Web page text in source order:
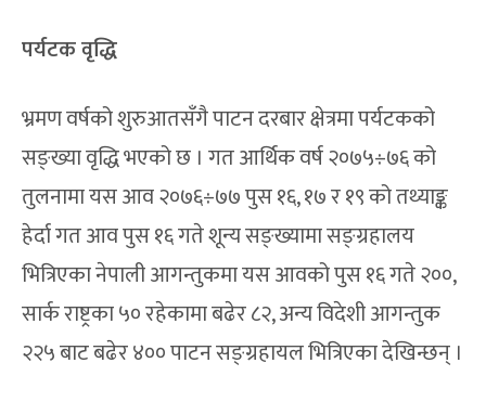
पर्यटक वृद्धि
भ्रमण वर्षको शुरुआतसँगै पाटन दरबार क्षेत्रमा पर्यटकको
सङ्ख्या वृद्धि भएको छ । गत आर्थिक वर्ष २०७५÷७६ को
तुलनामा यस आव २०७६÷७७ पुस १६, १७ र १९ को तथ्याङ्क
हेर्दा गत आव पुस १६ गते शून्य सङ्ख्यामा सङ्ग्रहालय
भित्रिएका नेपाली आगन्तुकमा यस आवको पुस १६ गते २००,
सार्क राष्ट्रका ५० रहेकामा बढेर ८२, अन्य विदेशी आगन्तुक
२२५ बाट बढेर ४०० पाटन सङ्ग्रहायल भित्रिएका देखिन्छन् ।